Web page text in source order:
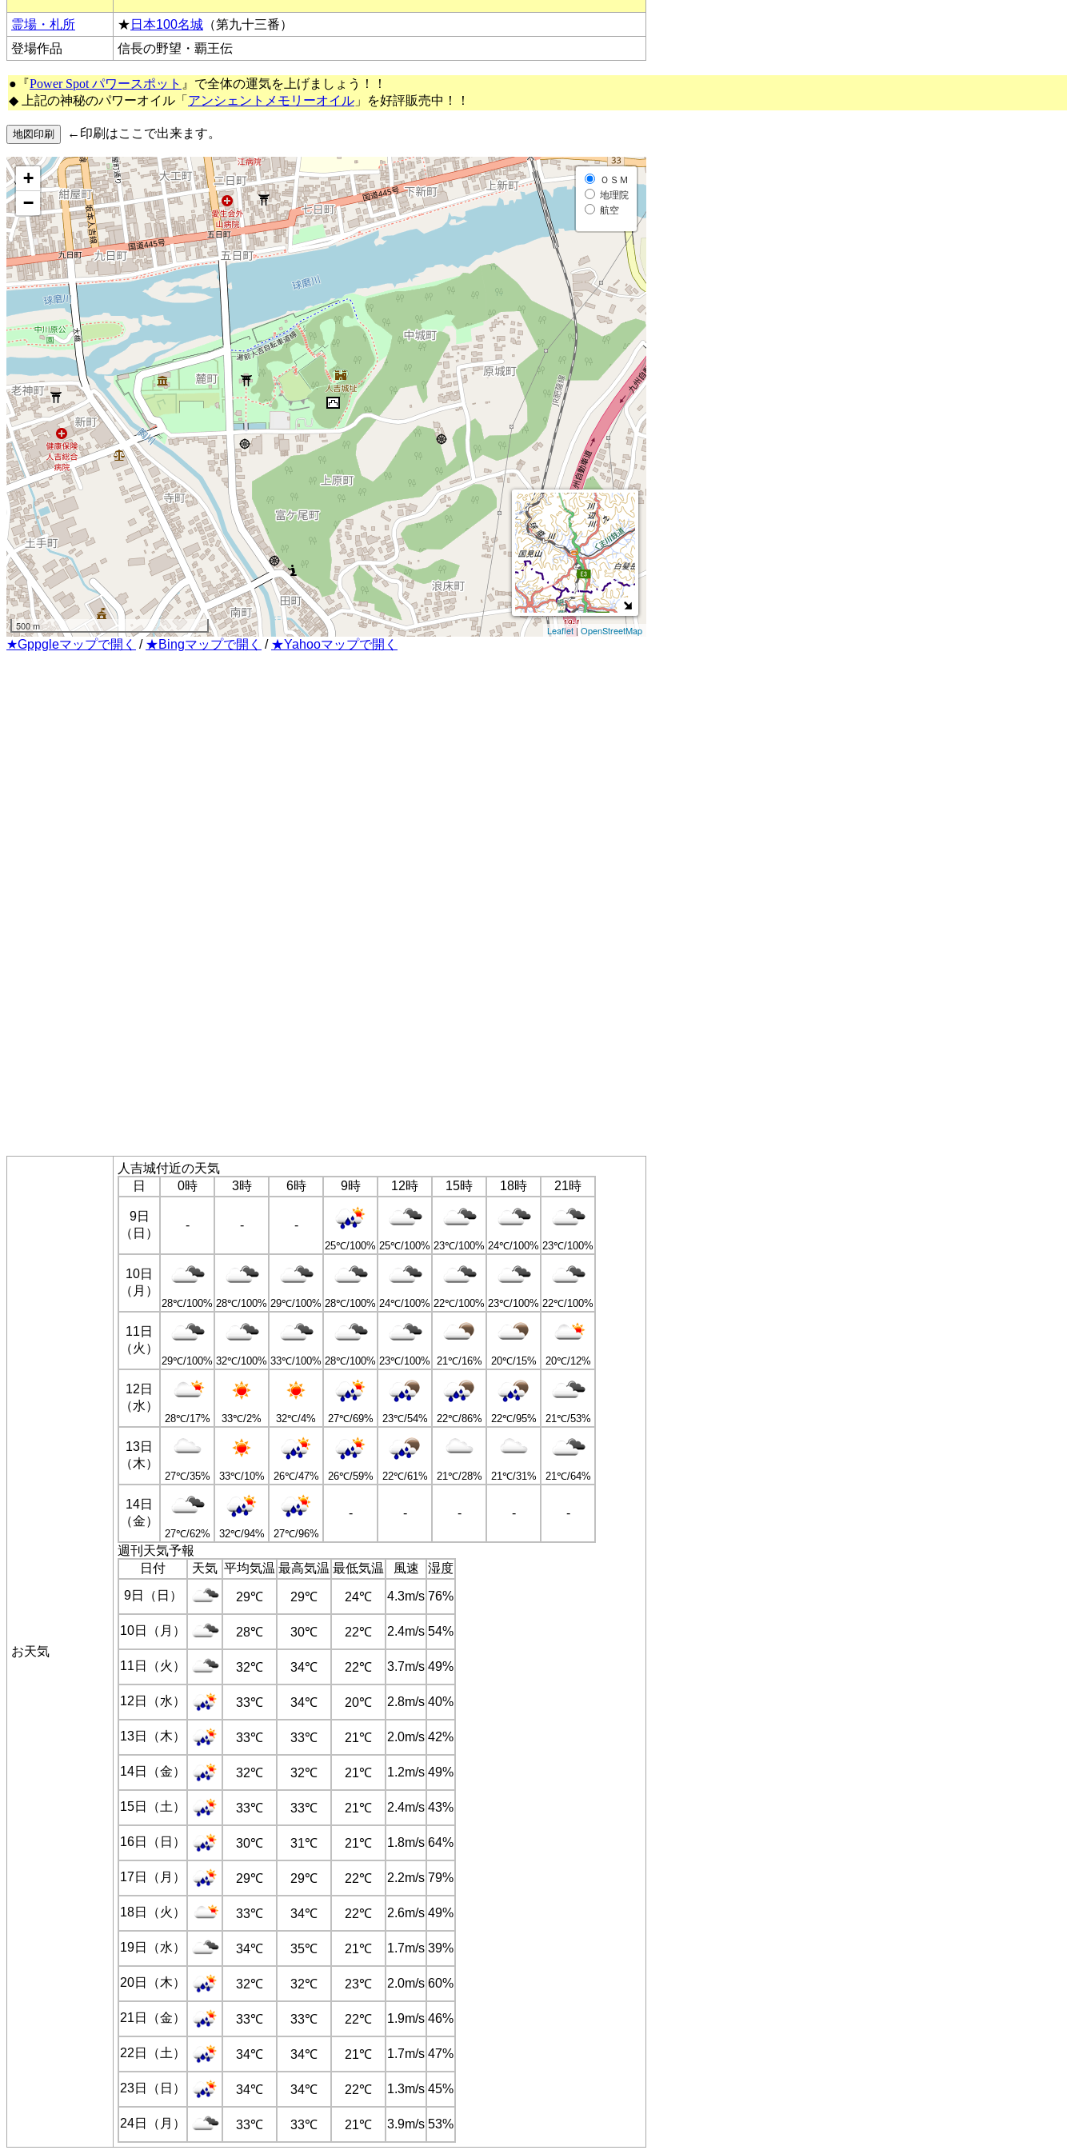
霊場・札所 ★ 日本100名城 （第九十三番）
登場作品
信長の野望・覇王伝
●『Power Spot パワースポット 』で全体の運気を上げましょう！！
◆ 上記の神秘のパワーオイル「 アンシェントメモリーオイル 」を好評販売中！！
←印刷はここで出来ます。
+
−
ＯＳＭ
地理院
航空
500 m Leaflet| OpenStreetMap
★Gppgleマップで開く / ★Bingマップで開く / ★Yahooマップで開く
お天気
人吉城付近の天気
日
0時 3時 6時 9時 12時 15時 18時 21時
9日
（日）
- - -
25℃/100% 25℃/100% 23℃/100% 24℃/100% 23℃/100%
10日
（月）
28℃/100% 28℃/100% 29℃/100% 28℃/100% 24℃/100% 22℃/100% 23℃/100% 22℃/100%
11日
（火）
29℃/100% 32℃/100% 33℃/100% 28℃/100% 23℃/100% 21℃/16% 20℃/15% 20℃/12%
12日
（水）
28℃/17% 33℃/2% 32℃/4% 27℃/69% 23℃/54% 22℃/86% 22℃/95% 21℃/53%
13日
（木）
27℃/35% 33℃/10% 26℃/47% 26℃/59% 22℃/61% 21℃/28% 21℃/31% 21℃/64%
14日
（金）
27℃/62% 32℃/94% 27℃/96%
- - - - -
週刊天気予報
日付
天気 平均気温 最高気温 最低気温 風速
湿度
9日（日）
29℃ 29℃ 24℃ 4.3m/s 76%
10日（月） 28℃ 30℃ 22℃ 2.4m/s 54%
11日（火） 32℃ 34℃ 22℃ 3.7m/s 49%
12日（水） 33℃ 34℃ 20℃ 2.8m/s 40%
13日（木） 33℃ 33℃ 21℃ 2.0m/s 42%
14日（金） 32℃ 32℃ 21℃ 1.2m/s 49%
15日（土） 33℃ 33℃ 21℃ 2.4m/s 43%
16日（日） 30℃ 31℃ 21℃ 1.8m/s 64%
17日（月） 29℃ 29℃ 22℃ 2.2m/s 79%
18日（火） 33℃ 34℃ 22℃ 2.6m/s 49%
19日（水） 34℃ 35℃ 21℃ 1.7m/s 39%
20日（木） 32℃ 32℃ 23℃ 2.0m/s 60%
21日（金） 33℃ 33℃ 22℃ 1.9m/s 46%
22日（土） 34℃ 34℃ 21℃ 1.7m/s 47%
23日（日） 34℃ 34℃ 22℃ 1.3m/s 45%
24日（月） 33℃ 33℃ 21℃ 3.9m/s 53%